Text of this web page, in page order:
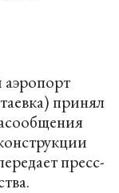
принял
пресс-